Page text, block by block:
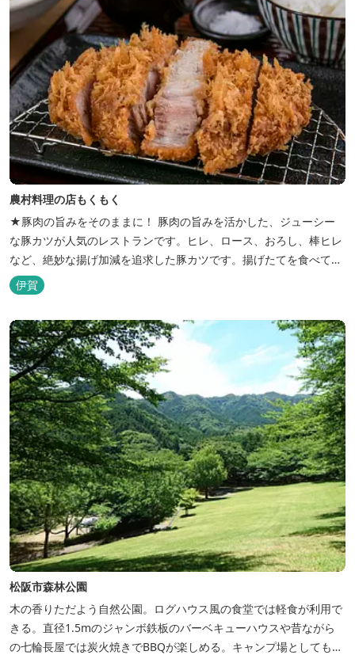
農村料理の店もくもく
★豚肉の旨みをそのままに！ 豚肉の旨みを活かした、ジューシー
な豚カツが人気のレストランです。ヒレ、ロース、おろし、棒ヒレ
など、絶妙な揚げ加減を追求した豚カツです。揚げたてを食べてい
ただくために、注文後じっくり揚げてお出ししています。 ★手作
りのお蕎麦をお楽しみいただけます！ お蕎麦は毎日お店で打ってつ
の良い昔ながらのお蕎麦...
伊賀
松阪市森林公園
木の香りただよう自然公園。ログハウス風の食堂では軽食が利用で
きる。直径1.5mのジャンボ鉄板のバーベキューハウスや昔ながら
の七輪長屋では炭火焼きでBBQが楽しめる。キャンプ場としても人